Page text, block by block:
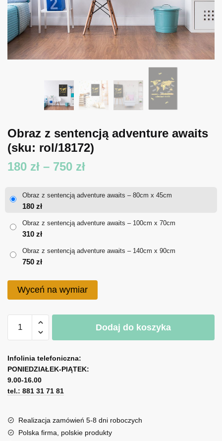
Obraz z sentencją adventure awaits
(sku: rol/18172)
180 zł – 750 złZakres
180 zł
Obraz z sentencją adventure awaits – 80cm x 45cm
180 zł
Obraz z sentencją adventure awaits – 100cm x 70cm
310 zł
Obraz z sentencją adventure awaits – 140cm x 90cm
750 zł
Wyceń na wymiar
Obraz
sentencją
adventure
awaits
Dodaj do koszyka
l
t
e
r
a
t
Infolinia telefoniczna:
PONIEDZIAŁEK-PIĄTEK:
9.00-16.00
tel.: 881 31 71 81
Realizacja zamówień 5-8 dni roboczych
Polska firma, polskie produkty